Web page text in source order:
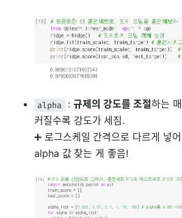
alpha :규제의 강도를 조절하는
커질수록 강도가 세짐.
➕ 로그스케일 간격으로 다르게 넣
alpha 값 찾는 게 좋음!